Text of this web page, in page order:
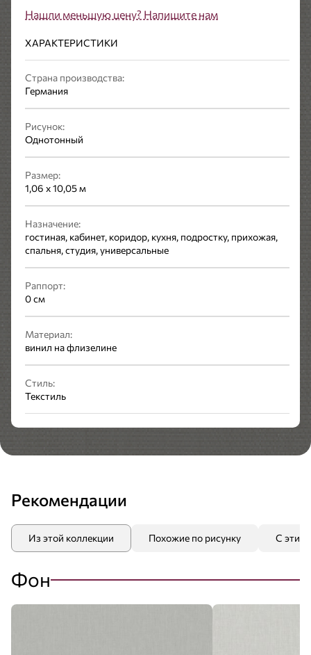
Нашли меньшую цену? Напишите нам
ХАРАКТЕРИСТИКИ
Страна производства:
Германия
Рисунок:
Однотонный
Размер:
1,06 x 10,05 м
Назначение:
гостиная, кабинет, коридор, кухня, подростку, прихожая,
спальня, студия, универсальные
Раппорт:
0 см
Материал:
винил на флизелине
Стиль:
Текстиль
Рекомендации
Из этой коллекции Похожие по рисунку С этим
Фон